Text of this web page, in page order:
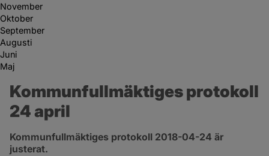
November
Oktober
September
Augusti
Juni
Maj
Kommunfullmäktiges protokoll
24 april
Kommunfullmäktiges protokoll 2018-04-24 är
justerat.